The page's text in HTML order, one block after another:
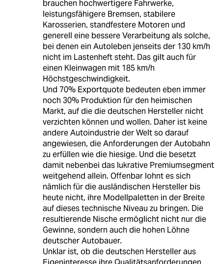
brauchen hochwertigere Fahrwerke,
leistungsfähigere Bremsen, stabilere
Karosserien, standfestere Motoren und
generell eine bessere Verarbeitung als solche,
bei denen ein Autoleben jenseits der 130 km/h
nicht im Lastenheft steht. Das gilt auch für
einen Kleinwagen mit 185 km/h
Höchstgeschwindigkeit.
Und 70% Exportquote bedeuten eben immer
noch 30% Produktion für den heimischen
Markt, auf die die deutschen Hersteller nicht
verzichten können und wollen. Daher ist keine
andere Autoindustrie der Welt so darauf
angewiesen, die Anforderungen der Autobahn
zu erfüllen wie die hiesige. Und die besetzt
damit nebenbei das lukrative Premiumsegment
weitgehend allein. Offenbar lohnt es sich
nämlich für die ausländischen Hersteller bis
heute nicht, ihre Modellpaletten in der Breite
auf dieses technische Niveau zu bringen. Die
resultierende Nische ermöglicht nicht nur die
Gewinne, sondern auch die hohen Löhne
deutscher Autobauer.
Unklar ist, ob die deutschen Hersteller aus